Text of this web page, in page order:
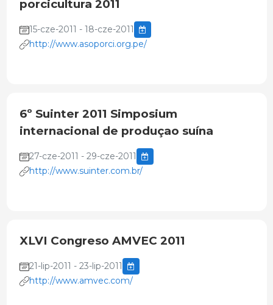
porcicultura 2011
15-cze-2011 - 18-cze-2011
http://www.asoporci.org.pe/
6º Suinter 2011 Simposium
internacional de produçao suína
27-cze-2011 - 29-cze-2011
http://www.suinter.com.br/
XLVI Congreso AMVEC 2011
21-lip-2011 - 23-lip-2011
http://www.amvec.com/